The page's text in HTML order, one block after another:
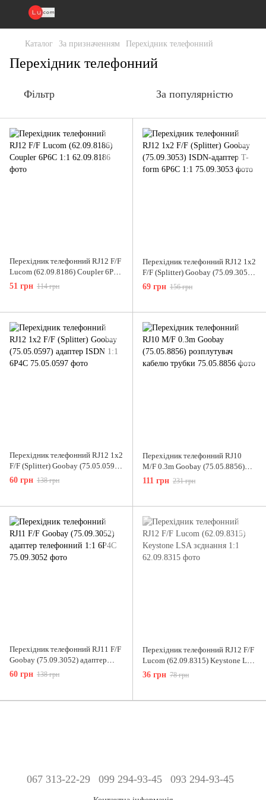
Каталог За призначенням Перехідник телефонний
Перехідник телефонний
Фільтр За популярністю
Перехідник телефонний RJ12 F/F
Lucom (62.09.8186) Coupler 6P6C
1:1
51 грн 114 грн
Перехідник телефонний RJ12 1x2
F/F (Splitter) Goobay (75.09.3053)
ISDN-адаптер T-form 6P6C 1:1
69 грн 156 грн
Перехідник телефонний RJ12 1x2
F/F (Splitter) Goobay (75.05.0597)
адаптер ISDN 1:1 6P4C
60 грн 138 грн
Перехідник телефонний RJ10
M/F 0.3m Goobay (75.05.8856)
розплутувач кабелю трубки
111 грн 231 грн
Перехідник телефонний RJ11 F/F
Goobay (75.09.3052) адаптер
телефонний 1:1 6P4C
60 грн 138 грн
Перехідник телефонний RJ12 F/F
Lucom (62.09.8315) Keystone LSA
зєднання 1:1
36 грн 78 грн
067 313-22-29 099 294-93-45 093 294-93-45